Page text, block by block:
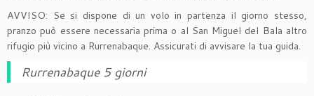
AVVISO: Se si dispone di un volo in partenza il giorno stesso,
pranzo può essere necessaria prima o al San Miguel del Bala altro
rifugio più vicino a Rurrenabaque. Assicurati di avvisare la tua guida.
Rurrenabaque 5 giorni